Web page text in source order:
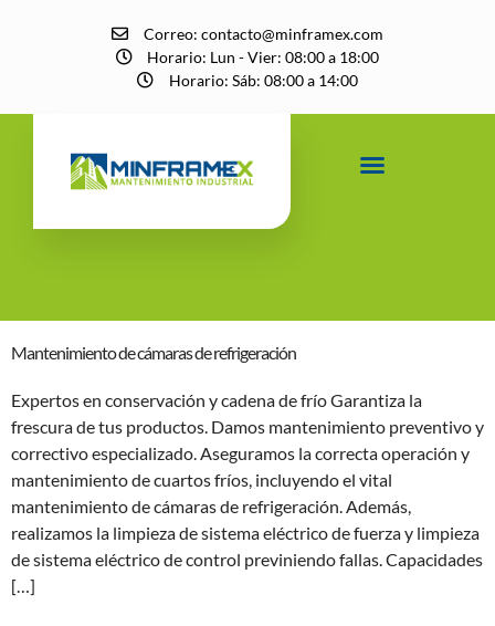
Correo: contacto@minframex.com
Horario: Lun - Vier: 08:00 a 18:00
Horario: Sáb: 08:00 a 14:00
Mantenimiento de cámaras de refrigeración
Expertos en conservación y cadena de frío Garantiza la
frescura de tus productos. Damos mantenimiento preventivo y
correctivo especializado. Aseguramos la correcta operación y
mantenimiento de cuartos fríos, incluyendo el vital
mantenimiento de cámaras de refrigeración. Además,
realizamos la limpieza de sistema eléctrico de fuerza y limpieza
de sistema eléctrico de control previniendo fallas. Capacidades
[…]